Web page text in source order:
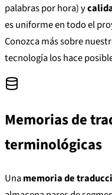
palabras por hora) y
es uniforme en todo el
Conozca más sobre
tecnología los hace
Memorias de
terminológicas
Unamemoria de